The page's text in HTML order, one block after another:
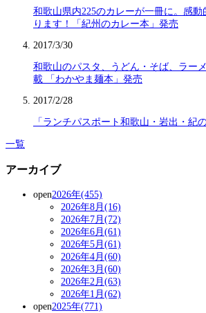
和歌山県内225のカレーが一冊に。感
ります！「紀州のカレー本」発売
2017/3/30
和歌山のパスタ、うどん・そば、ラー
載 「わかやま麺本」発売
2017/2/28
「ランチパスポート和歌山・岩出・紀
一覧
アーカイブ
open2026年(455)
2026年8月(16)
2026年7月(72)
2026年6月(61)
2026年5月(61)
2026年4月(60)
2026年3月(60)
2026年2月(63)
2026年1月(62)
open2025年(771)